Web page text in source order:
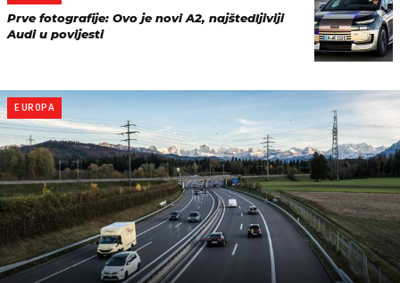
Prve fotografije: Ovo je novi A2, najštedljiviji
Audi u povijesti
EUROPA